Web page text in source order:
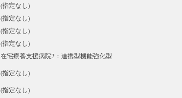
(指定なし)
(指定なし)
(指定なし)
(指定なし)
在宅療養支援病院2：連携型機能強化型
(指定なし)
(指定なし)